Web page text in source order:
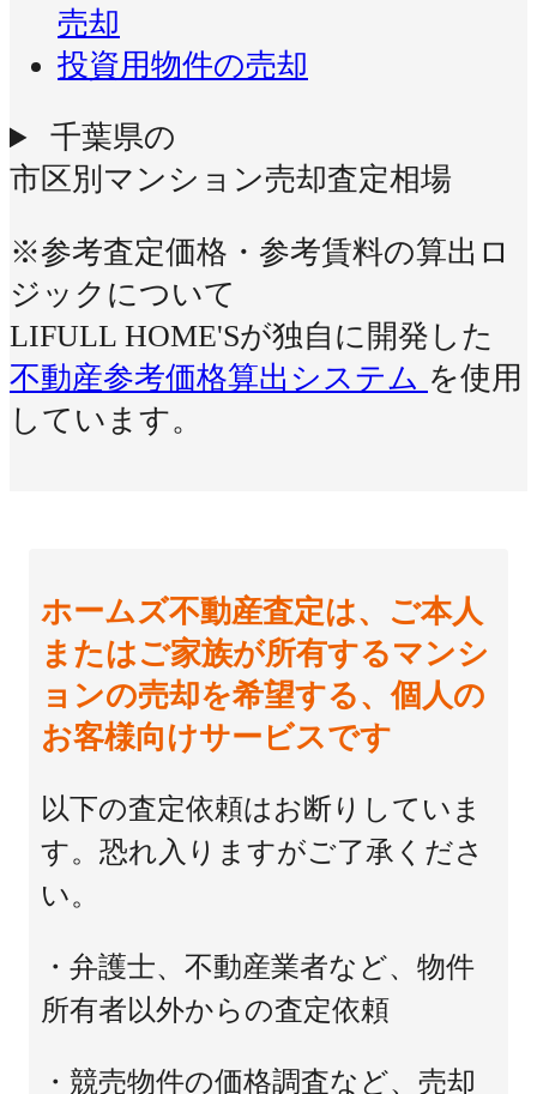
売却
投資用物件の売却
千葉県の
市区別マンション売却査定相場
※参考査定価格・参考賃料の算出ロ
ジックについて
LIFULL HOME'Sが独自に開発した
不動産参考価格算出システム を使用
しています。
ホームズ不動産査定は、ご本人
またはご家族が所有するマンシ
ョンの売却を希望する、個人の
お客様向けサービスです
以下の査定依頼はお断りしていま
す。恐れ入りますがご了承くださ
い。
・弁護士、不動産業者など、物件
所有者以外からの査定依頼
・競売物件の価格調査など、売却